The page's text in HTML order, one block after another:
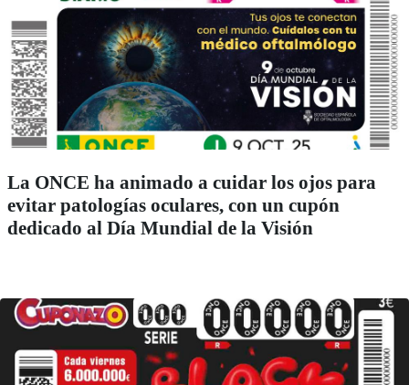
La ONCE ha animado a cuidar los ojos para
evitar patologías oculares, con un cupón
dedicado al Día Mundial de la Visión